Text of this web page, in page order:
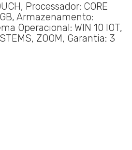
Processador: CORE
Armazenamento:
Operacional: WIN 10 IOT,
ZOOM, Garantia: 3